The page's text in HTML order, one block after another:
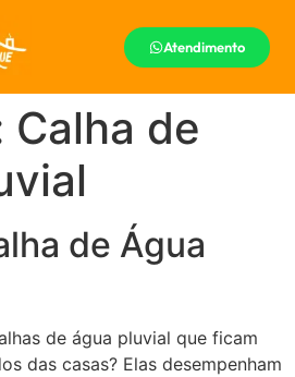
Atendimento
Calha de
de Água
de água pluvial que ficam
das casas? Elas desempenham